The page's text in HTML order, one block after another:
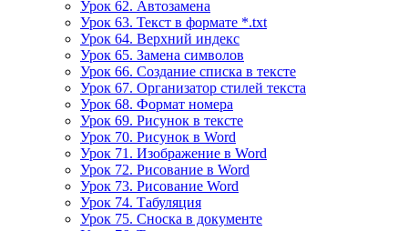
Урок 62. Автозамена
Урок 63. Текст в формате *.txt
Урок 64. Верхний индекс
Урок 65. Замена символов
Урок 66. Создание списка в тексте
Урок 67. Организатор стилей текста
Урок 68. Формат номера
Урок 69. Рисунок в тексте
Урок 70. Рисунок в Word
Урок 71. Изображение в Word
Урок 72. Рисование в Word
Урок 73. Рисование Word
Урок 74. Табуляция
Урок 75. Сноска в документе